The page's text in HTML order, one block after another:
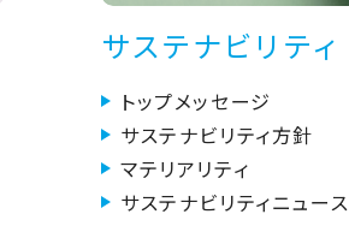
サステナビリティ
トップメッセージ
サステナビリティ方針
マテリアリティ
サステナビリティニュース